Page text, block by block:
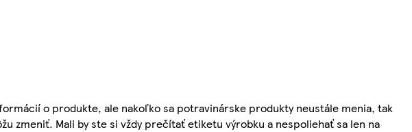
o produkte, ale nakoľko sa potravinárske produkty neustále menia, tak
zmeniť. Mali by ste si vždy prečítať etiketu výrobku a nespoliehať sa len na